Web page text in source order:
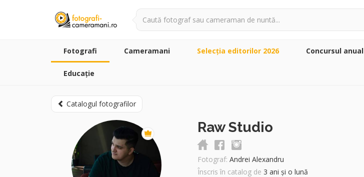
Fotografi Cameramani Selecţia editorilor 2026 Concursul anual
Educație
Catalogul fotografilor
Raw Studio
Fotograf: Andrei Alexandru
Înscris în catalog de 3 ani și o lună